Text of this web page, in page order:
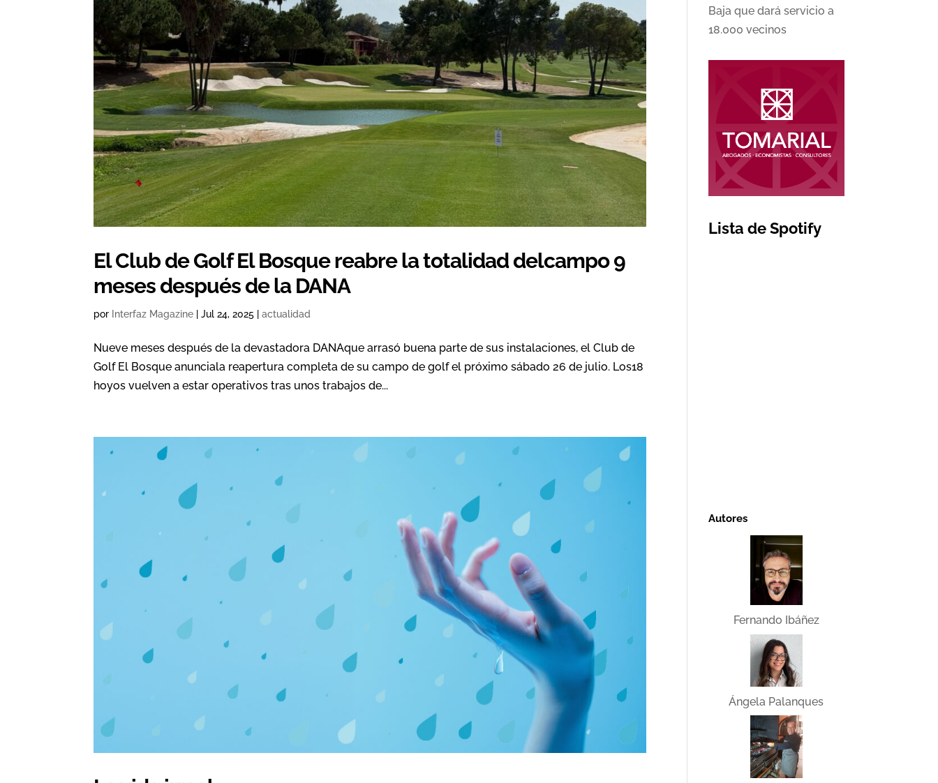
El Club de Golf El Bosque reabre la totalidad delcampo 9
meses después de la DANA
por Interfaz Magazine |Jul 24, 2025 |actualidad
Nueve meses después de la devastadora DANAque arrasó buena parte de sus instalaciones, el Club de
Golf El Bosque anunciala reapertura completa de su campo de golf el próximo sábado 26 de julio. Los18
hoyos vuelven a estar operativos tras unos trabajos de...
Baja que dará servicio a
18.000 vecinos
Lista de Spotify
Autores
Fernando Ibáñez
Ángela Palanques